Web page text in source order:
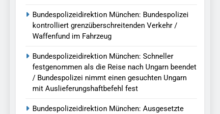
Bundespolizeidirektion München: Bundespolizei
kontrolliert grenzüberschreitenden Verkehr /
Waffenfund im Fahrzeug
Bundespolizeidirektion München: Schneller
festgenommen als die Reise nach Ungarn beendet
/ Bundespolizei nimmt einen gesuchten Ungarn
mit Auslieferungshaftbefehl fest
Bundespolizeidirektion München: Ausgesetzte